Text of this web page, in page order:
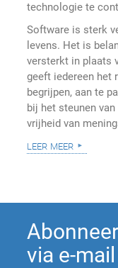
technologie te
Software is sterk
levens. Het is
versterkt in plaats
geeft iedereen het
begrijpen, aan te
bij het steunen
vrijheid van
leer meer
via e-mail